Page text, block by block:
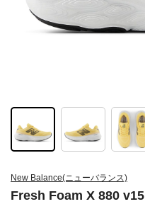
New Balance(ニューバランス)
Fresh Foam X 880 v15